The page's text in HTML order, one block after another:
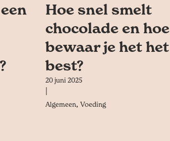
Hoe snel smelt
chocolade en hoe
bewaar je het het
best?
20 juni 2025
Algemeen, Voeding